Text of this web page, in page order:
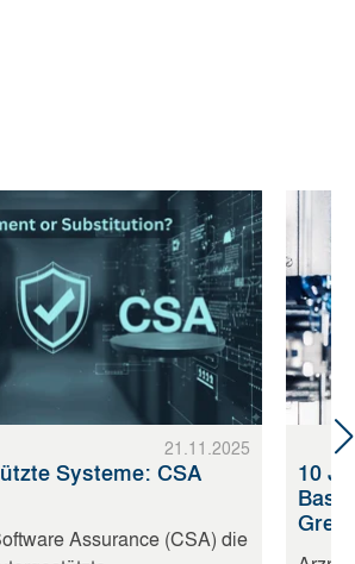
21.11.2025
Systeme: CSA
Assurance (CSA) die
10